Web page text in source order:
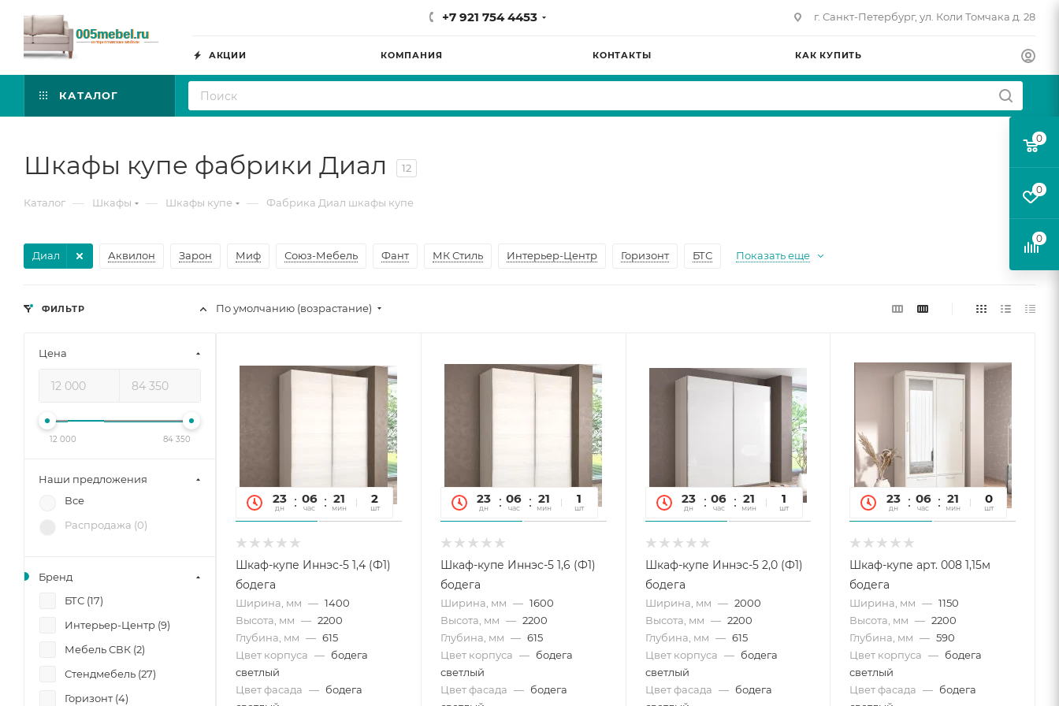
+7 921 754 4453 г. Санкт-Петербург, ул. Коли Томчака д. 28
АКЦИИ КОМПАНИЯ КОНТАКТЫ КАК КУПИТЬ
КАТАЛОГ
Шкафы купе фабрики Диал 12
Каталог — Шкафы — Шкафы купе — Фабрика Диал шкафы купе
Диал Аквилон Зарон Миф Союз-Мебель Фант МК Стиль Интерьер-Центр Горизонт БТС Показать еще
По умолчанию (возрастание)
23
дн
06
час
21
мин
54
сек
2
шт
Шкаф-купе Иннэс-5 1,4 (Ф1)
бодега
Ширина, мм — 1400
Высота, мм — 2200
Глубина, мм — 615
Цвет корпуса — бодега
светлый
Цвет фасада — бодега
23
дн
06
час
21
мин
54
сек
1
шт
Шкаф-купе Иннэс-5 1,6 (Ф1)
бодега
Ширина, мм — 1600
Высота, мм — 2200
Глубина, мм — 615
Цвет корпуса — бодега
светлый
Цвет фасада — бодега
23
дн
06
час
21
мин
54
сек
1
шт
Шкаф-купе Иннэс-5 2,0 (Ф1)
бодега
Ширина, мм — 2000
Высота, мм — 2200
Глубина, мм — 615
Цвет корпуса — бодега
светлый
Цвет фасада — бодега
23
дн
06
час
21
мин
54
сек
0
шт
Шкаф-купе арт. 008 1,15м
бодега
Ширина, мм — 1150
Высота, мм — 2200
Глубина, мм — 590
Цвет корпуса — бодега
светлый
Цвет фасада — бодега
ФИЛЬТР
Цена
12 000 84 350
Наши предложения
Все
Распродажа (0)
Бренд
БТС (17)
Интерьер-Центр (9)
Мебель СВК (2)
Стендмебель (27)
Горизонт (4)
0
0
0